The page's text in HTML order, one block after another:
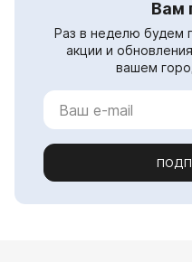
Вам
Раз в неделю будем
акции и
вашем